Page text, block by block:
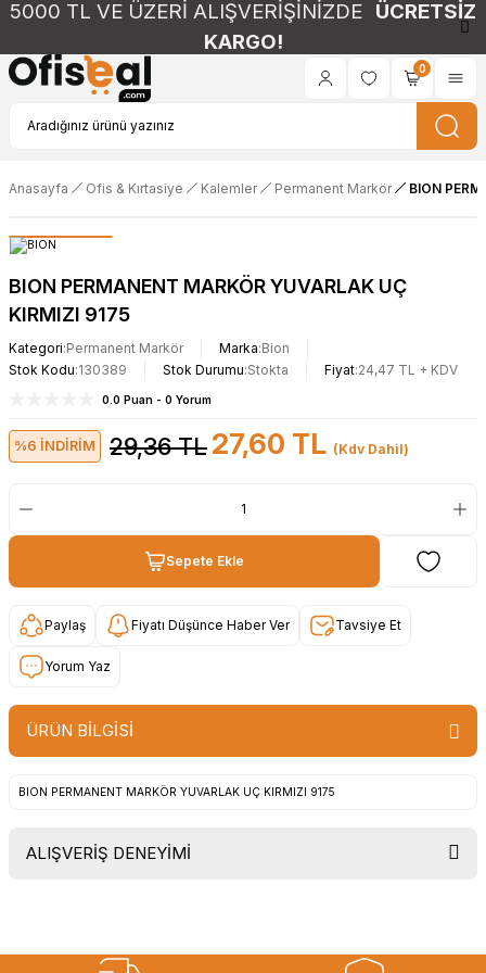
5000 TL VE ÜZERİ ALIŞVERİŞİNİZDE ÜCRETSİZ
KARGO!
0
Anasayfa Ofis & Kırtasiye Kalemler Permanent Markör BION
BION PERMANENT MARKÖR YUVARLAK UÇ
KIRMIZI 9175
Kategori Permanent Markör Marka Bion
Stok Kodu 130389 Stok Durumu Stokta Fiyat 24,47 TL + KDV
0.0 Puan - 0 Yorum
%6 İNDİRİM 29,36 TL27,60 TL (Kdv Dahil)
Sepete Ekle
Paylaş Fiyatı Düşünce Haber Ver Tavsiye Et
Yorum Yaz
ÜRÜN BİLGİSİ
BION PERMANENT MARKÖR YUVARLAK UÇ KIRMIZI 9175
ALIŞVERİŞ DENEYİMİ
gorusmek uzere, hayirli ve bol